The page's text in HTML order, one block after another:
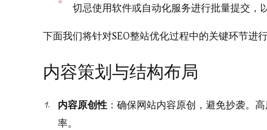
切忌使用软件或自动化服务进行批量提交，
下面我们将针对SEO整站优化过程中的关键环节进
内容策划与结构布局
内容原创性 ：确保网站内容原创，避免抄袭。
率。